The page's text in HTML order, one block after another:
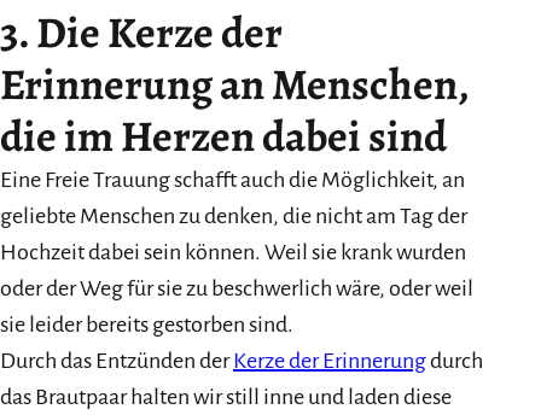
3. Die Kerze der
Erinnerung an Menschen,
die im Herzen dabei sind
Eine Freie Trauung schafft auch die Möglichkeit, an
geliebte Menschen zu denken, die nicht am Tag der
Hochzeit dabei sein können. Weil sie krank wurden
oder der Weg für sie zu beschwerlich wäre, oder weil
sie leider bereits gestorben sind.
Durch das Entzünden derKerze der Erinnerungdurch
das Brautpaar halten wir still inne und laden diese